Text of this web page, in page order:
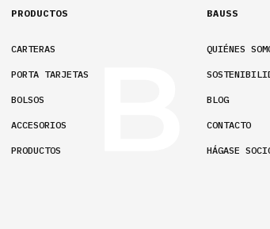
PRODUCTOS
CARTERAS
PORTA TARJETAS
BOLSOS
ACCESORIOS
PRODUCTOS
BAUSS
QUIÉNES
BLOG
CONTACTO
HÁGASE